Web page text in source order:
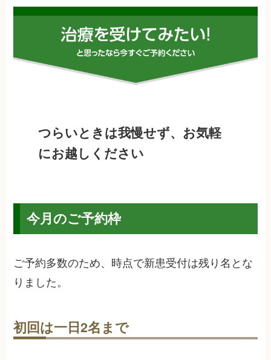
つらいときは我慢せず、お気軽
にお越しください
今月のご予約枠
ご予約多数のため、 時点で新患受付は残り名とな
りました。
初回は一日2名まで